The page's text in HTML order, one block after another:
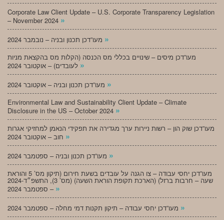
Corporate Law Client Update – U.S. Corporate Transparency Legislation
– November 2024 »
»
מעו”דכן מיסים – שינויים בכללי מס הכנסה (הקלות מס בהקצאת מניות
»
»
Environmental Law and Sustainability Client Update – Climate
Disclosure in the US – October 2024 »
מעו”דכן שוק הון – רשות ניירות ערך מגדירה את תפקידי הנאמן למחזיקי אגרות
»
»
מעו”דכן יחסי עבודה – צו הגנה על עובדים בשעת חירום (תיקון מס’ 5 והוראת
שעה – חרבות ברזל) (הארכת תקופת הוראת השעה) (מס’ 3), התשפ״ד-2024
– ספטמבר 2024 »
»